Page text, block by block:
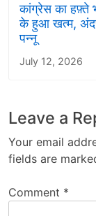
कांग्रेस का हफ़्ते
के हुआ खत्म,
पन्नू
July 12, 2026
Leave a
Your email
fields are
Comment *